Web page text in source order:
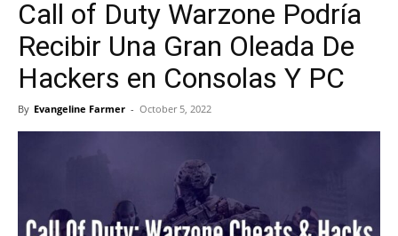
de
Botin
Call of Duty Warzone Podría
Recibir Una Gran Oleada De
Hackers en Consolas Y PC
By Evangeline Farmer - October 5, 2022